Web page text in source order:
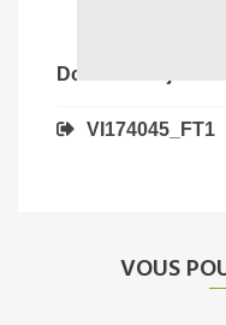
Documents joints
VI174045_FT1
VOUS